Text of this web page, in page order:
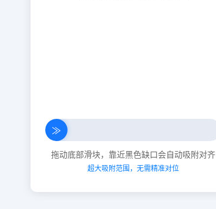
≫
拖动底部滑块，靠近黑色缺口会自动吸附对齐
超大吸附范围，无需精准对位